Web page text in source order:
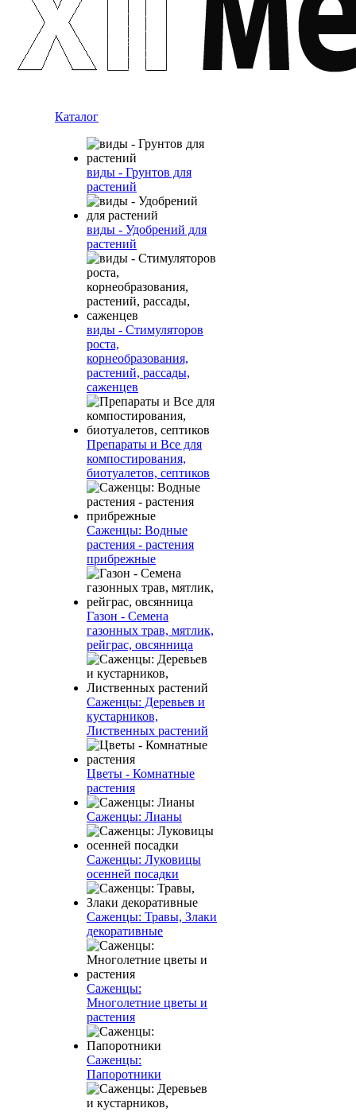
Каталог
виды - Грунтов для
растений
виды - Удобрений для
растений
виды - Стимуляторов
роста,
корнеобразования,
растений, рассады,
саженцев
Препараты и Все для
компостирования,
биотуалетов, септиков
Саженцы: Водные
растения - растения
прибрежные
Газон - Семена
газонных трав, мятлик,
рейграс, овсянница
Саженцы: Деревьев и
кустарников,
Лиственных растений
Цветы - Комнатные
растения
Саженцы: Лианы
Саженцы: Луковицы
осенней посадки
Саженцы: Травы, Злаки
декоративные
Саженцы:
Многолетние цветы и
растения
Саженцы:
Папоротники